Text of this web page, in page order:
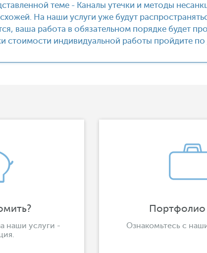
теме - Каналы утечки и методы
На наши услуги уже будут
ваша работа в обязательном порядке будет
стоимости индивидуальной работы пройдите по
наши услуги -
Портфолио
Ознакомьтесь с